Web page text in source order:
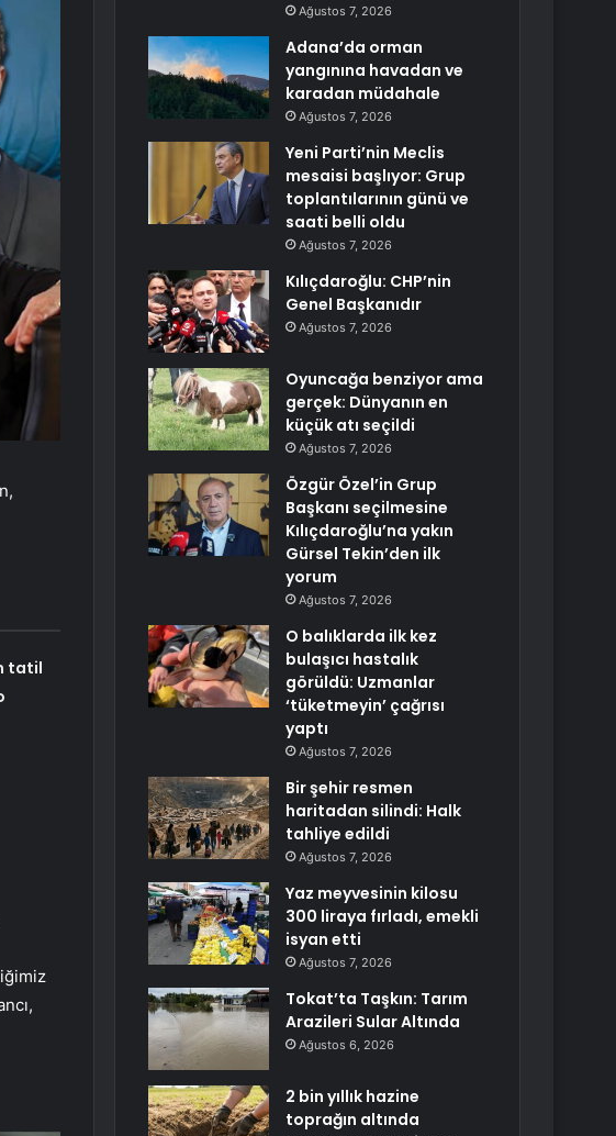
tatil
Ağustos 7, 2026
Adana’da orman
yangınına havadan ve
karadan müdahale
Ağustos 7, 2026
Yeni Parti’nin Meclis
mesaisi başlıyor: Grup
toplantılarının günü ve
saati belli oldu
Ağustos 7, 2026
Kılıçdaroğlu: CHP’nin
Genel Başkanıdır
Ağustos 7, 2026
Oyuncağa benziyor ama
gerçek: Dünyanın en
küçük atı seçildi
Ağustos 7, 2026
Özgür Özel’in Grup
Başkanı seçilmesine
Kılıçdaroğlu’na yakın
Gürsel Tekin’den ilk
yorum
Ağustos 7, 2026
O balıklarda ilk kez
bulaşıcı hastalık
görüldü: Uzmanlar
‘tüketmeyin’ çağrısı
yaptı
Ağustos 7, 2026
Bir şehir resmen
haritadan silindi: Halk
tahliye edildi
Ağustos 7, 2026
Yaz meyvesinin kilosu
300 liraya fırladı, emekli
isyan etti
Ağustos 7, 2026
Tokat’ta Taşkın: Tarım
Arazileri Sular Altında
Ağustos 6, 2026
2 bin yıllık hazine
toprağın altında